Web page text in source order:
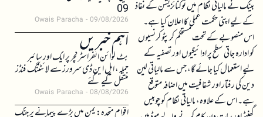
بینک نے مالیاتی نظام میں ٹوکنائزیشن کے نفاذ
کے لیے اپنی حکمت عملی کا اعلان کیا ہے۔
اس منصوبے کے تحت مستحکم کرپٹو کرنسیوں
کو ادارہ جاتی سطح پر ادائیگیوں اور تصفیہ کے
لیے استعمال کیا جائے گا، جس سے مالیاتی لین
دین کی رفتار اور شفافیت میں اضافہ متوقع
ہے۔ اس کے علاوہ، مالیاتی نظام کو چوبیس
09
Owais Paracha 09/08/2026
اہم خبریں
بٹ کوائن انفراسٹرکچر پر ایک اور سائبر
حملہ، ایل این ڈی سرورز سے لائٹننگ فنڈز
منتقل کیے گئے
Owais Paracha 08/08/2026
اقوام متحدہ: یمن میں بڑے پیمانے پر جنگ